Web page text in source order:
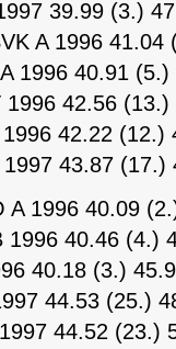
39.99 (3.)
A 1996
1996 40.91
1996 42.56
42.22
43.87
A 1996 40.09
1996 40.46 (4.)
40.18 (3.)
44.53 (25.)
44.52 (23.)